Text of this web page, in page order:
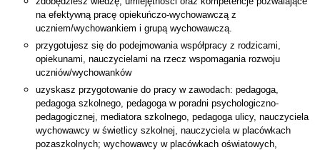
na efektywną pracę opiekuńczo-wychowawczą z
uczniem/wychowankiem i grupą wychowawczą.
przygotujesz się do podejmowania współpracy z rodzicami,
opiekunami, nauczycielami na rzecz wspomagania rozwoju
uczniów/wychowanków
uzyskasz przygotowanie do pracy w zawodach: pedagoga,
pedagoga szkolnego, pedagoga w poradni psychologiczno-
pedagogicznej, mediatora szkolnego, pedagoga ulicy, nauczyciela
wychowawcy w świetlicy szkolnej, nauczyciela w placówkach
pozaszkolnych; wychowawcy w placówkach oświatowych,